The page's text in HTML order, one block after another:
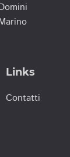
Links
Contatti